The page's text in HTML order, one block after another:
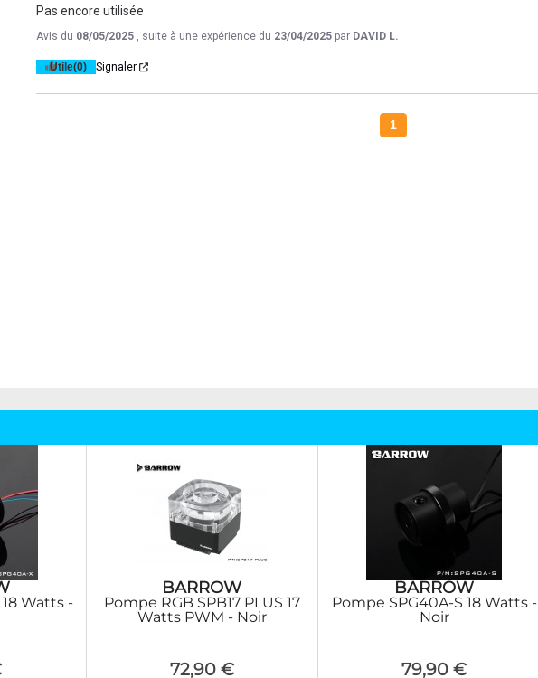
Pas encore utilisée
Avis du 08/05/2025 , suite à une expérience du 23/04/2025 par DAVID L.
Utile(0) Signaler
1
Watts -
BARROW
Pompe RGB SPB17 PLUS 17
Watts PWM - Noir
72,90 €
BARROW
Pompe SPG40A-S 18 Watts -
Noir
79,90 €